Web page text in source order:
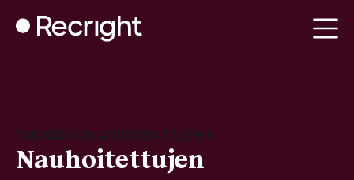
TAKAISIN KAIKKIIN WEBINAAREIHIN
Nauhoitettujen